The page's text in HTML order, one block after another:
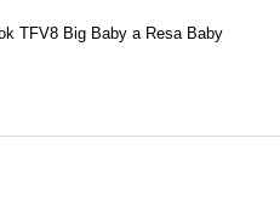
TFV8 Big Baby a Resa Baby